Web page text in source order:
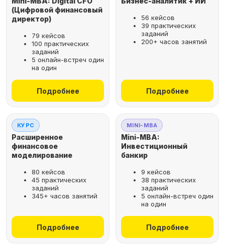
(Цифровой финансовый
директор)
79 кейсов
100 практических
заданий
5 онлайн-встреч один
на один
Подробнее
56 кейсов
39 практических
заданий
200+ часов занятий
Подробнее
КУРС
Расширенное
финансовое
моделирование
80 кейсов
45 практических
заданий
345+ часов занятий
Подробнее
MINI-MBA
Mini-MBA:
Инвестиционный
банкир
9 кейсов
38 практических
заданий
5 онлайн-встреч один
на один
Подробнее